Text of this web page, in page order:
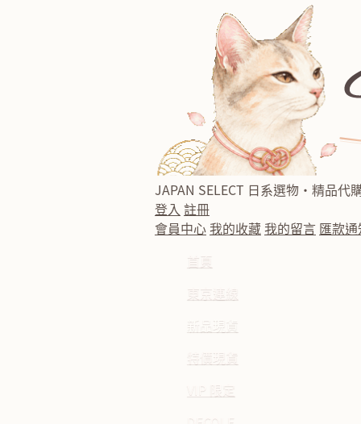
JAPAN SELECT 日系選物・精品代
登入 註冊
會員中心我的收藏我的留言 匯款
首頁
東京連線
新品現貨
特價現貨
VIP 限定